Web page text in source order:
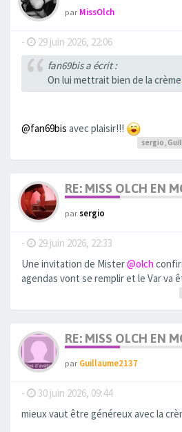
parMissOlch
- 29 juin 2026, 22:06
fan69bis a écrit :
On lui mettrait bien de la crème
@fan69bis avec plaisir!!!
sergio
RE: MISS OLCH EN
parsergio
- 29 juin 2026, 22:33
Une invitation de Mister@olch
agendas vont se remplir et le Var va
RE: MISS OLCH EN
parGuillaume2137
- 30 juin 2026, 09:44
mieux vaut être généreux avec la